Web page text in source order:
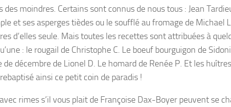
des moindres. Certains sont connus de nous tous : Jean
et ses asperges tièdes ou le soufflé au fromage de Michael
d’elles seule. Mais toutes les recettes sont attribuées à
: le rougail de Christophe C. Le boeuf bourguigon de
de décembre de Lionel D. Le homard de Renée P. Et les
ainsi ce petit coin de paradis !
rimes s’il vous plait de Françoise Dax-Boyer peuvent se